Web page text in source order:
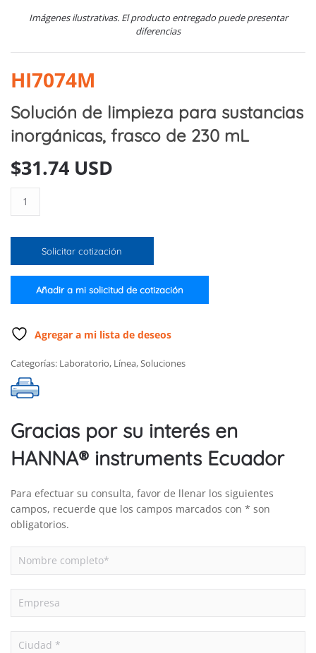
Imágenes ilustrativas. El producto entregado puede presentar
diferencias
HI7074M
Solución de limpieza para sustancias
inorgánicas, frasco de 230 mL
$31.74 USD
para
sustancias
frasco
de
mL
Solicitar cotización
Añadir a mi solicitud de cotización
Agregar a mi lista de deseos
Categorías: Laboratorio, Línea,Soluciones
Gracias por su interés en
HANNA® instruments Ecuador
Para efectuar su consulta, favor de llenar los siguientes
campos, recuerde que los campos marcados con * son
obligatorios.